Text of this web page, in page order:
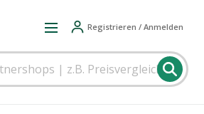
Registrieren / Anmelden